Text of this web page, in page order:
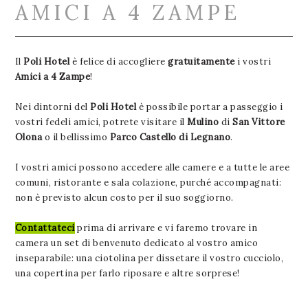
AMICI A 4 ZAMPE
IlPoli Hotelè felice di accoglieregratuitamentei vostri
Amici a 4 Zampe!
Nei dintorni delPoli Hotelè possibile portar a passeggio i
vostri fedeli amici, potrete visitare ilMulino diSan Vittore
Olonao il bellissimo Parco Castello di Legnano.
I vostri amici possono accedere alle camere e a tutte le aree
comuni, ristorante e sala colazione, purché accompagnati:
non è previsto alcun costo per il suo soggiorno.
Contattateciprima di arrivare e vi faremo trovare in
camera un set di benvenuto dedicato al vostro amico
inseparabile: una ciotolina per dissetare il vostro cucciolo,
una copertina per farlo riposare e altre sorprese!